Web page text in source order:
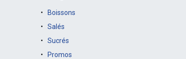
Boissons
Salés
Sucrés
Promos